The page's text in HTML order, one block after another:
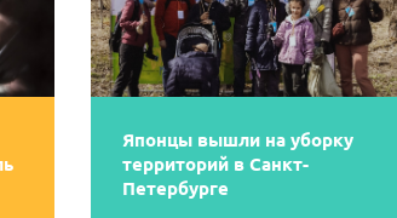
Японцы вышли на уборку
территорий в Санкт-
Петербурге